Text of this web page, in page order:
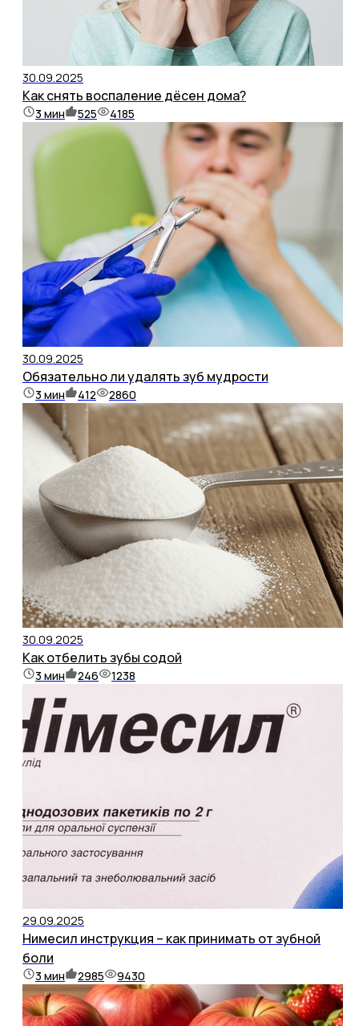
30.09.2025
Как снять воспаление дёсен дома?
3 мин 525 4185
30.09.2025
Обязательно ли удалять зуб мудрости
3 мин 412 2860
30.09.2025
Как отбелить зубы содой
3 мин 246 1238
29.09.2025
Нимесил инструкция – как принимать от зубной
боли
3 мин 2985 9430